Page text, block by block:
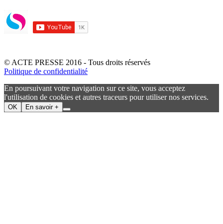
© ACTE PRESSE 2016 - Tous droits réservés
Politique de confidentialité
En poursuivant votre navigation sur ce site, vous acceptez
l'utilisation de cookies et autres traceurs pour utiliser nos services.
OK En savoir +